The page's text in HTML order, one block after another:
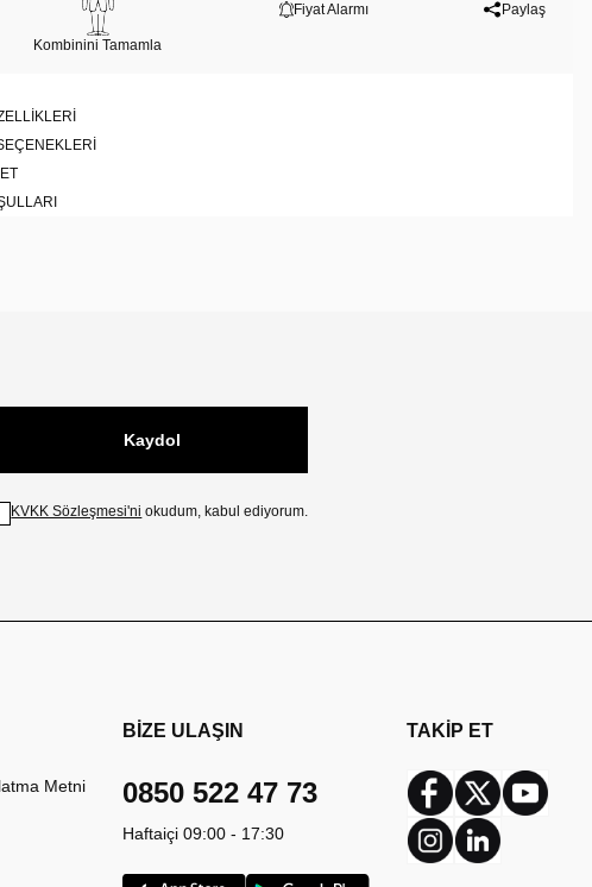
Kombinini Tamamla
Fiyat Alarmı
Paylaş
Kaydol
KVKK Sözleşmesi'ni okudum, kabul ediyorum.
Metni
BİZE ULAŞIN
0850 522 47 73
Haftaiçi 09:00 - 17:30
TAKİP ET
Facebook
Twitter
InstagramLinkedin